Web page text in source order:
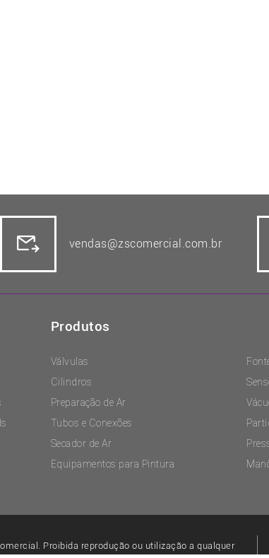
vendas@zscomercial.com.br
Produtos
Válvulas
Cilindros
Preparação de Ar
Tubos e Conexões
Secador de Ar
Equipamentos para Pintura
Proibida reprodução ou utilização a qualquer